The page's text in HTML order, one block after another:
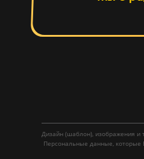
Дизайн (шаблон), изображения и
Персональные данные, которые